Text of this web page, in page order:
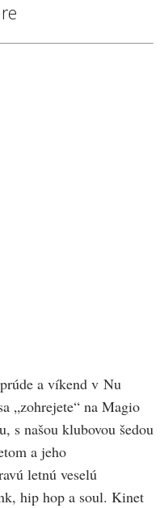
a víkend v Nu
„zohrejete“ na Magio
s našou klubovou šedou
a jeho
letnú veselú
hip hop a soul. Kinet